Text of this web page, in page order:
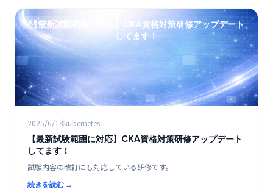
【最新試験範囲に対応】CKA資格対策研修アップデート
してます！
K8s / コンテナ
2025/6/18kubernetes
【最新試験範囲に対応】CKA資格対策研修アップデート
してます！
試験内容の改訂にも対応している研修です。
続きを読む →